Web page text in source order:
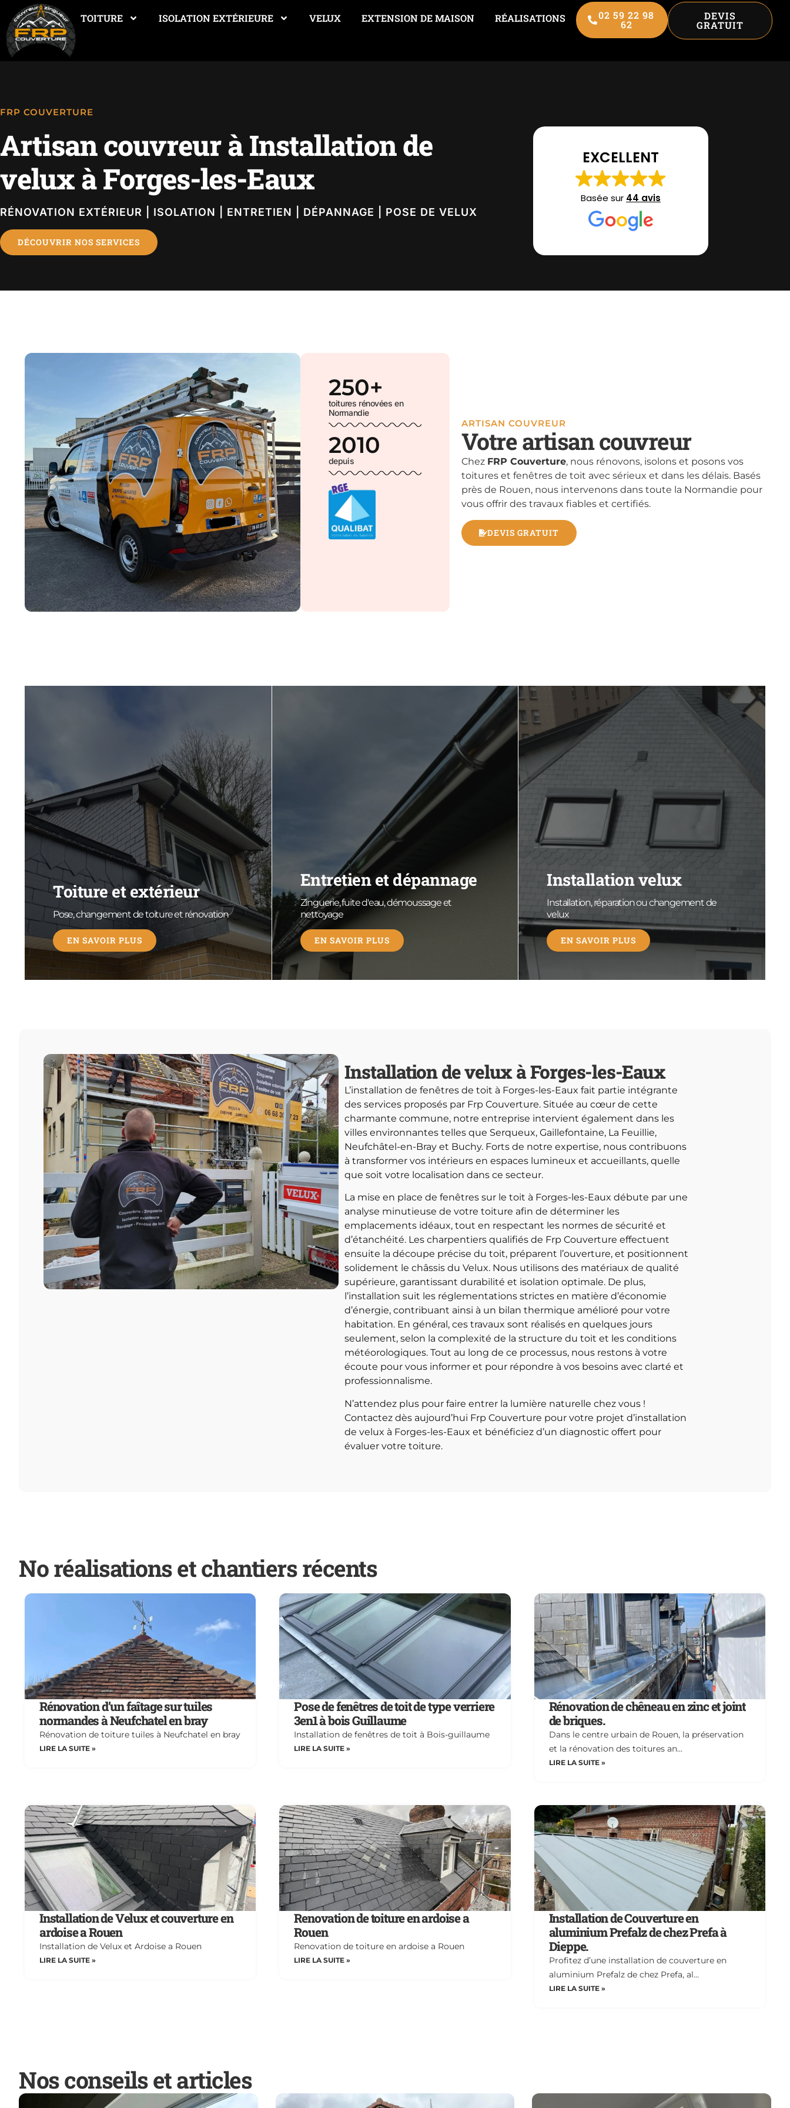
TOITURE ISOLATION EXTÉRIEURE VELUX EXTENSION DE MAISON RÉALISATIONS 02 59 22 98
62
DEVIS
GRATUIT
FRP COUVERTURE
Artisan couvreur à Installation de
velux à Forges-les-Eaux
RÉNOVATION EXTÉRIEUR | ISOLATION | ENTRETIEN | DÉPANNAGE | POSE DE VELUX
DÉCOUVRIR NOS SERVICES
EXCELLENT
Basée sur 44 avis
toitures rénovées en
Normandie
250+
depuis
2010
ARTISAN COUVREUR
Votre artisan couvreur
Chez FRP Couverture, nous rénovons, isolons et posons vos
toitures et fenêtres de toit avec sérieux et dans les délais. Basés
près de Rouen, nous intervenons dans toute la Normandie pour
vous offrir des travaux fiables et certifiés.
DEVIS GRATUIT
Toiture et extérieur
Pose, changement de toiture et rénovation
EN SAVOIR PLUS
Entretien et dépannage
Zinguerie, fuite d'eau, démoussage et
nettoyage
EN SAVOIR PLUS
Installation velux
Installation, réparation ou changement de
velux
EN SAVOIR PLUS
Installation de velux à Forges-les-Eaux
L’installation de fenêtres de toit à Forges-les-Eaux fait partie intégrante
des services proposés par Frp Couverture. Située au cœur de cette
charmante commune, notre entreprise intervient également dans les
villes environnantes telles que Serqueux, Gaillefontaine, La Feuillie,
Neufchâtel-en-Bray et Buchy. Forts de notre expertise, nous contribuons
à transformer vos intérieurs en espaces lumineux et accueillants, quelle
que soit votre localisation dans ce secteur.
La mise en place de fenêtres sur le toit à Forges-les-Eaux débute par une
analyse minutieuse de votre toiture afin de déterminer les
emplacements idéaux, tout en respectant les normes de sécurité et
d’étanchéité. Les charpentiers qualifiés de Frp Couverture effectuent
ensuite la découpe précise du toit, préparent l’ouverture, et positionnent
solidement le châssis du Velux. Nous utilisons des matériaux de qualité
supérieure, garantissant durabilité et isolation optimale. De plus,
l’installation suit les réglementations strictes en matière d’économie
d’énergie, contribuant ainsi à un bilan thermique amélioré pour votre
habitation. En général, ces travaux sont réalisés en quelques jours
seulement, selon la complexité de la structure du toit et les conditions
météorologiques. Tout au long de ce processus, nous restons à votre
écoute pour vous informer et pour répondre à vos besoins avec clarté et
professionnalisme.
N’attendez plus pour faire entrer la lumière naturelle chez vous !
Contactez dès aujourd’hui Frp Couverture pour votre projet d’installation
de velux à Forges-les-Eaux et bénéficiez d’un diagnostic offert pour
évaluer votre toiture.
No réalisations et chantiers récents
Rénovation d’un faîtage sur tuiles
normandes à Neufchatel en bray
Rénovation de toiture tuiles à Neufchatel en bray
LIRE LA SUITE »
Pose de fenêtres de toit de type verriere
3en1 à bois Guillaume
Installation de fenêtres de toit à Bois-guillaume
LIRE LA SUITE »
Rénovation de chêneau en zinc et joint
de briques.
Dans le centre urbain de Rouen, la préservation
et la rénovation des toitures an…
LIRE LA SUITE »
Installation de Velux et couverture en
ardoise a Rouen
Installation de Velux et Ardoise a Rouen
LIRE LA SUITE »
Renovation de toiture en ardoise a
Rouen
Renovation de toiture en ardoise a Rouen
LIRE LA SUITE »
Installation de Couverture en
aluminium Prefalz de chez Prefa à
Dieppe.
Profitez d’une installation de couverture en
aluminium Prefalz de chez Prefa, al…
LIRE LA SUITE »
Nos conseils et articles